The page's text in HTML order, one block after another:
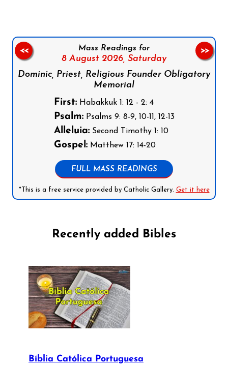
Mass Readings for
8 August 2026, Saturday
Dominic, Priest, Religious Founder Obligatory
Memorial
First:Habakkuk 1: 12 - 2: 4
Psalm:Psalms 9: 8-9, 10-11, 12-13
Alleluia:Second Timothy 1: 10
Gospel:Matthew 17: 14-20
FULL MASS READINGS
*This is a free service provided by Catholic Gallery. Get it here
<< >>
Recently added Bibles
Bíblia Católica Portuguesa